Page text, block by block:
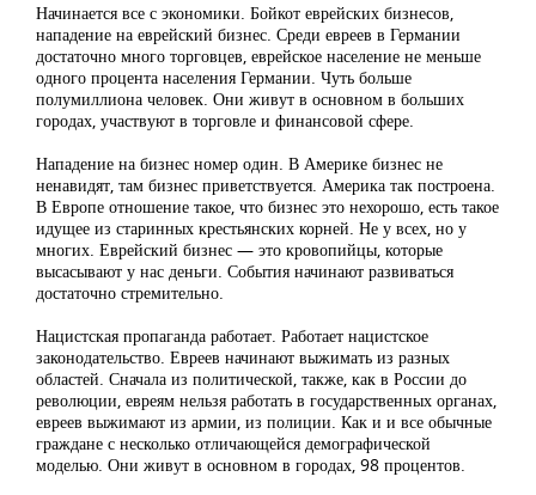
Начинается все с экономики. Бойкот еврейских бизнесов,
нападение на еврейский бизнес. Среди евреев в Германии
достаточно много торговцев, еврейское население не меньше
одного процента населения Германии. Чуть больше
полумиллиона человек. Они живут в основном в больших
городах, участвуют в торговле и финансовой сфере.
Нападение на бизнес номер один. В Америке бизнес не
ненавидят, там бизнес приветствуется. Америка так построена.
В Европе отношение такое, что бизнес это нехорошо, есть такое
идущее из старинных крестьянских корней. Не у всех, но у
многих. Еврейский бизнес — это кровопийцы, которые
высасывают у нас деньги. События начинают развиваться
достаточно стремительно.
Нацистская пропаганда работает. Работает нацистское
законодательство. Евреев начинают выжимать из разных
областей. Сначала из политической, также, как в России до
революции, евреям нельзя работать в государственных органах,
евреев выжимают из армии, из полиции. Как и и все обычные
граждане с несколько отличающейся демографической
моделью. Они живут в основном в городах, 98 процентов.